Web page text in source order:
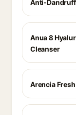
Anti-
Anua 8
Cleanser
Arencia